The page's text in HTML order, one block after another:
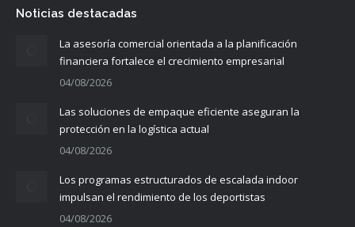
Noticias destacadas
La asesoría comercial orientada a la planificación
financiera fortalece el crecimiento empresarial
04/08/2026
Las soluciones de empaque eficiente aseguran la
protección en la logística actual
04/08/2026
Los programas estructurados de escalada indoor
impulsan el rendimiento de los deportistas
04/08/2026